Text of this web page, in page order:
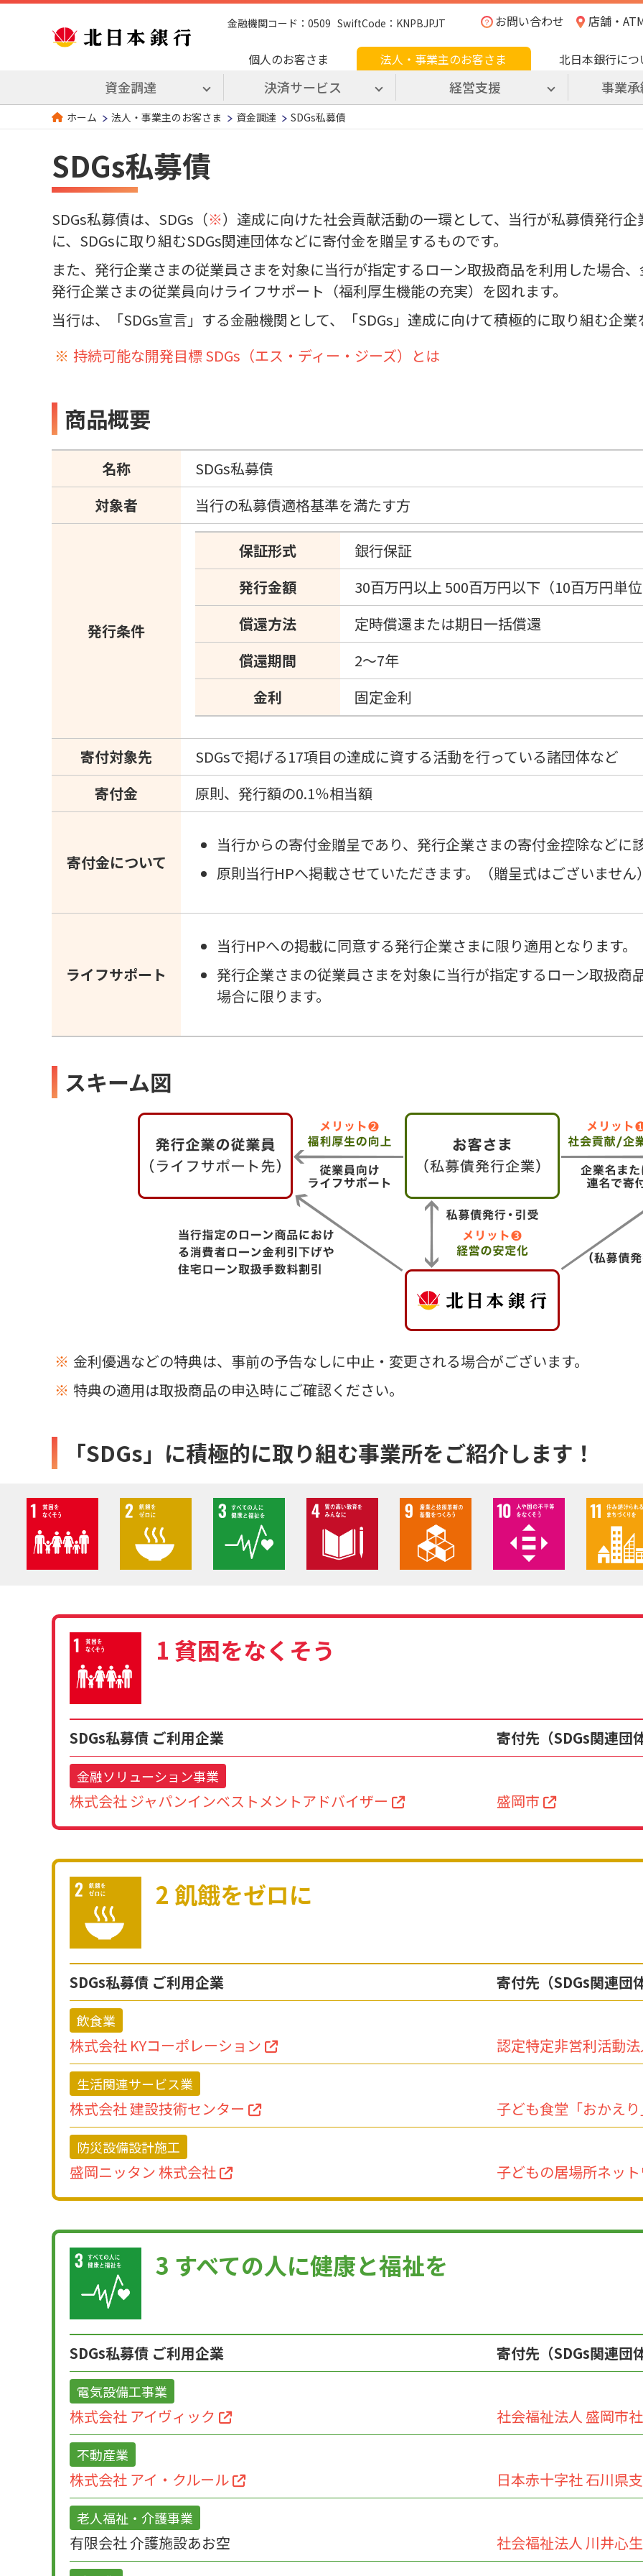
金融機関コード：0509 SwiftCode：KNPBJPJT お問い合わせ 店舗・
個人のお客さま 法人・事業主のお客さま
資金調達 決済サービス 経営支援 事業
北日本銀行に
ホーム 法人・事業主のお客さま 資金調達 SDGs私募債
SDGs私募債
SDGs私募債は、SDGs（※）達成に向けた社会貢献活動の一環として、当行が私募債発行
に、SDGsに取り組むSDGs関連団体などに寄付金を贈呈するものです。
また、発行企業さまの従業員さまを対象に当行が指定するローン取扱商品を利用した場合
発行企業さまの従業員向けライフサポート（福利厚生機能の充実）を図れます。
当行は、「SDGs宣言」する金融機関として、「SDGs」達成に向けて積極的に取り組む企
持続可能な開発目標 SDGs（エス・ディー・ジーズ）とは
商品概要
名称
SDGs私募債
対象者
当行の私募債適格基準を満たす方
発行条件
保証形式
銀行保証
発行金額
30百万円以上 500百万円以下（10百万円単
償還方法
定時償還または期日一括償還
償還期間
2～7年
金利
固定金利
寄付対象先
SDGsで掲げる17項目の達成に資する活動を行っている諸団体など
寄付金
原則、発行額の0.1％相当額
寄付金について
当行からの寄付金贈呈であり、発行企業さまの寄付金控除などに
原則当行HPへ掲載させていただきます。（贈呈式はございません
ライフサポート
当行HPへの掲載に同意する発行企業さまに限り適用となります。
発行企業さまの従業員さまを対象に当行が指定するローン取扱商
場合に限ります。
スキーム図
金利優遇などの特典は、事前の予告なしに中止・変更される場合がございます。
特典の適用は取扱商品の申込時にご確認ください。
「SDGs」に積極的に取り組む事業所をご紹介します！
1 貧困をなくそう
SDGs私募債 ご利用企業 寄付先（SDGs関連団
金融ソリューション事業
株式会社 ジャパンインベストメントアドバイザー 盛岡市
2 飢餓をゼロに
SDGs私募債 ご利用企業 寄付先（SDGs関連団
飲食業
株式会社 KYコーポレーション 認定特定非営利活動
生活関連サービス業
株式会社 建設技術センター 子ども食堂「おかえ
防災設備設計施工
盛岡ニッタン 株式会社 子どもの居場所ネッ
3 すべての人に健康と福祉を
SDGs私募債 ご利用企業 寄付先（SDGs関連団
電気設備工事業
株式会社 アイヴィック 社会福祉法人 盛岡市
不動産業
株式会社 アイ・クルール 日本赤十字社 石川県
老人福祉・介護事業
有限会社 介護施設あお空 社会福祉法人 川井心